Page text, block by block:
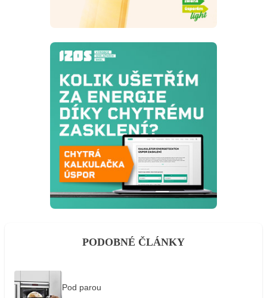
PODOBNÉ ČLÁNKY
Pod parou